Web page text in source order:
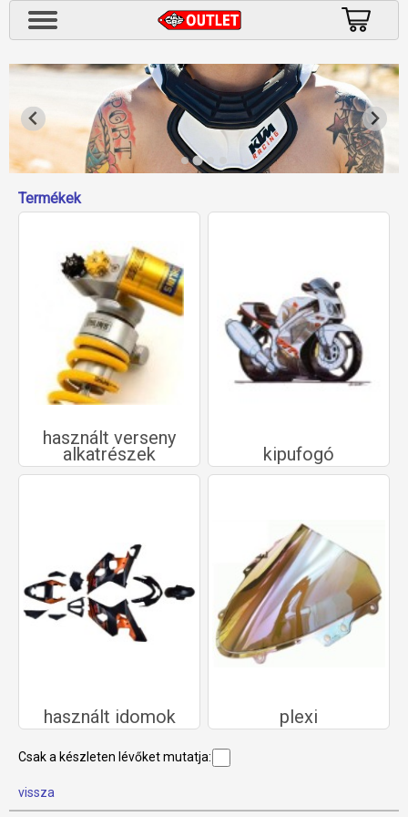
Termékek
használt verseny
alkatrészek kipufogó
használt idomok plexi
Csak a készleten lévőket mutatja:
vissza